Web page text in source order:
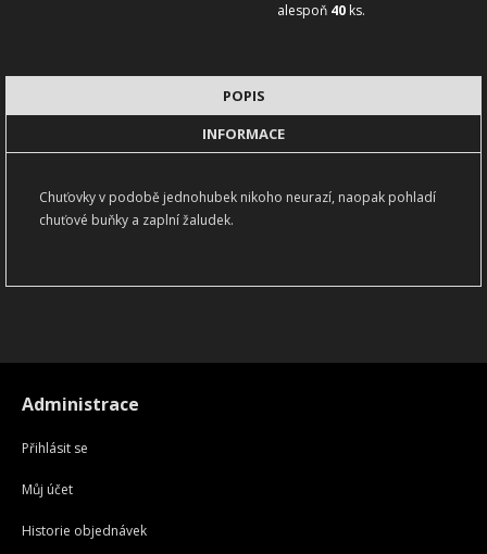
alespoň 40 ks.
POPIS
INFORMACE
Chuťovky v podobě jednohubek nikoho neurazí, naopak pohladí
chuťové buňky a zaplní žaludek.
Administrace
Přihlásit se
Můj účet
Historie objednávek